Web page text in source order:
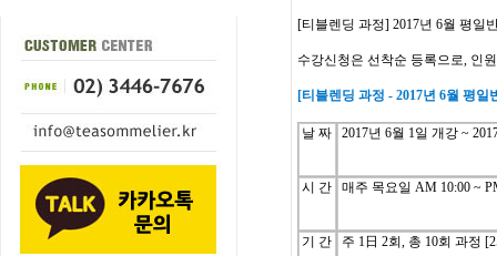
[티블렌딩 과정] 2017년 6월 평일
수강신청은 선착순 등록으로, 인원
[티블렌딩 과정 - 2017년 6월 평일
날 짜 2017년 6월 1일 개강 ~
시 간 매주 목요일 AM 10:00 ~
기 간 주 1日 2회, 총 10회 과정 [2